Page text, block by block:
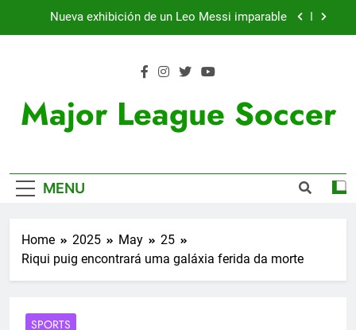
Nueva exhibición de un Leo Messi imparable
Victoria de Chicago Fire: así fue el partido de
Major League Soccer
MENU
Home 2025 May
25
Riqui puig encontrará uma galáxia ferida da morte
SPORTS